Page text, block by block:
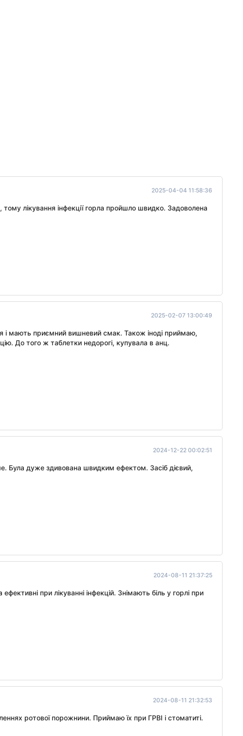
2025-04-04 11:58:36
лікування інфекції горла пройшло швидко. Задоволена
2025-02-07 13:00:49
і мають приємний вишневий смак. Також іноді приймаю,
До того ж таблетки недорогі, купувала в анц.
2024-12-22 00:02:51
Була дуже здивована швидким ефектом. Засіб дієвий,
2024-08-11 21:37:25
при лікуванні інфекцій. Знімають біль у горлі при
2024-08-11 21:32:53
ротової порожнини. Приймаю їх при ГРВІ і стоматиті.